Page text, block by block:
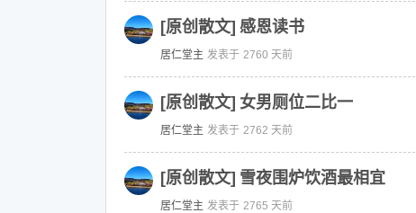
[原创散文] 感恩读书
居仁堂主 发表于 2760 天前
[原创散文] 女男厕位二比一
居仁堂主 发表于 2762 天前
[原创散文] 雪夜围炉饮酒最相宜
居仁堂主 发表于 2765 天前